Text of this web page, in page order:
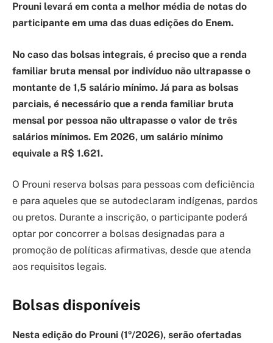
Prouni levará em conta a melhor média de notas do
participante em uma das duas edições do Enem.
No caso das bolsas integrais, é preciso que a renda
familiar bruta mensal por indivíduo não ultrapasse o
montante de 1,5 salário mínimo. Já para as bolsas
parciais, é necessário que a renda familiar bruta
mensal por pessoa não ultrapasse o valor de três
salários mínimos. Em 2026, um salário mínimo
equivale a R$ 1.621.
O Prouni reserva bolsas para pessoas com deficiência
e para aqueles que se autodeclaram indígenas, pardos
ou pretos. Durante a inscrição, o participante poderá
optar por concorrer a bolsas designadas para a
promoção de políticas afirmativas, desde que atenda
aos requisitos legais.
Bolsas disponíveis
Nesta edição do Prouni (1º/2026), serão ofertadas